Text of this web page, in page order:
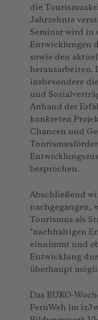
die
Jahrzehnte
Seminar wird in
Entwicklungen
sowie den
herausarbeiten.
insbesondere
und
Anhand der
konkreten
Chancen und
besprochen.
Abschließend
nachgegangen,
Tourismus als
"nachhaltigen
einnimmt und
Entwicklung
überhaupt
Das BUKO-
FernWeh im